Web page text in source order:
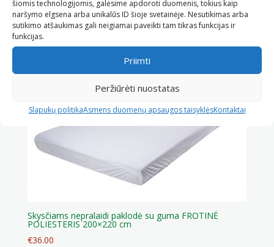
šiomis technologijomis, galėsime apdoroti duomenis, tokius kaip
naršymo elgsena arba unikalūs ID šioje svetainėje. Nesutikimas arba
sutikimo atšaukimas gali neigiamai paveikti tam tikras funkcijas ir
funkcijas.
Priimti
Peržiūrėti nuostatas
Slapukų politikaAsmens duomenų apsaugos taisyklėsKontaktai
Panašūs produktai
Skysčiams nepralaidi paklodė su guma FROTINĖ
POLIESTERIS 200×220 cm
€36.00